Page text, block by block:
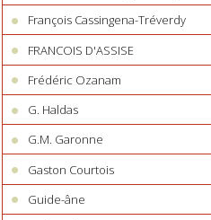
François Cassingena-Tréverdy
FRANCOIS D'ASSISE
Frédéric Ozanam
G. Haldas
G.M. Garonne
Gaston Courtois
Guide-âne